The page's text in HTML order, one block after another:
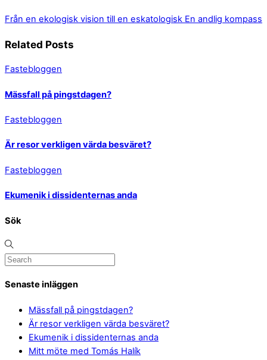
Från en ekologisk vision till en eskatologisk En andlig kompass
Related Posts
Fastebloggen
Mässfall på pingstdagen?
Fastebloggen
Är resor verkligen värda besväret?
Fastebloggen
Ekumenik i dissidenternas anda
Sök
Senaste inläggen
Mässfall på pingstdagen?
Är resor verkligen värda besväret?
Ekumenik i dissidenternas anda
Mitt möte med Tomás Halík